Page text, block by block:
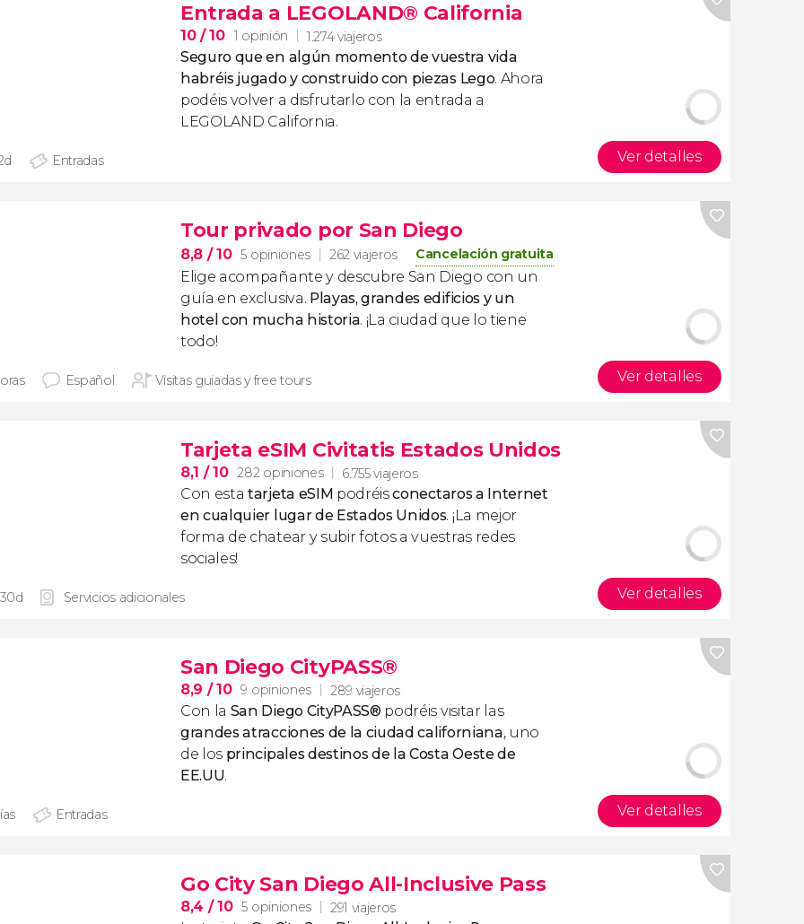
Entrada a LEGOLAND® California
10/ 10 1 opinión 1.274 viajeros
Seguro que en algún momento de vuestra vida
habréis jugado y construido con piezas Lego. Ahora
podéis volver a disfrutarlo con la entrada a
LEGOLAND California.
Entradas Ver detalles
Tour privado por San Diego
8,8 / 10 5 opiniones 262 viajeros Cancelación gratuita
Elige acompañante y descubre San Diego con un
guía en exclusiva. Playas, grandes edificios y un
hotel con mucha historia. ¡La ciudad que lo tiene
todo!
Español Visitas guiadas y free tours Ver detalles
Tarjeta eSIM Civitatis Estados Unidos
8,1 / 10 282 opiniones 6.755 viajeros
Con estatarjeta eSIM podréisconectaros a Internet
en cualquier lugar de Estados Unidos. ¡La mejor
forma de chatear y subir fotos a vuestras redes
sociales!
Servicios adicionales Ver detalles
San Diego CityPASS®
8,9 / 10 9 opiniones 289 viajeros
Con la San DiegoCityPASS® podréis visitar las
grandes atracciones de la ciudad californiana, uno
de los principales destinos de la Costa Oeste de
EE.UU.
Entradas Ver detalles
Go City San Diego All-Inclusive Pass
8,4 / 10 5 opiniones 291 viajeros